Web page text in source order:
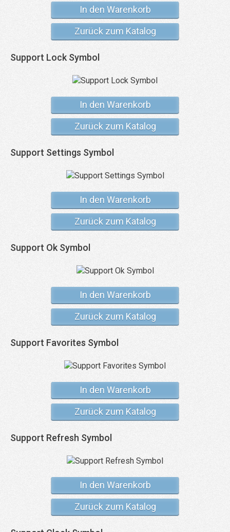
In den Warenkorb
Zurück zum Katalog
Support Lock Symbol
In den Warenkorb
Zurück zum Katalog
Support Settings Symbol
In den Warenkorb
Zurück zum Katalog
Support Ok Symbol
In den Warenkorb
Zurück zum Katalog
Support Favorites Symbol
In den Warenkorb
Zurück zum Katalog
Support Refresh Symbol
In den Warenkorb
Zurück zum Katalog